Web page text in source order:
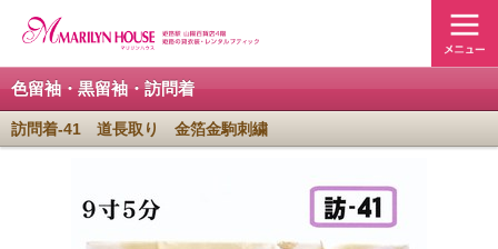
色留袖・黒留袖・訪問着
訪問着-41 道長取り 金箔金駒刺繍